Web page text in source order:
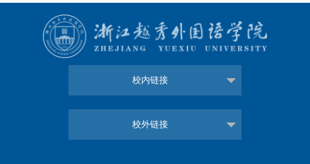
校内链接
校外链接